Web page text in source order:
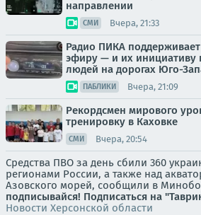
направлении
СМИ Вчера, 21:33
Радио ПИКА
эфиру — и их
людей на дорогах Юго-
ПАБЛИКИ Вчера, 21:09
Рекордсмен мирового
тренировку в Каховке
СМИ Вчера, 20:54
Средства ПВО за день сбили 360
регионами России, а также над
Азовского морей, сообщили в
подписывайся! Подписаться на
Новости Херсонской области